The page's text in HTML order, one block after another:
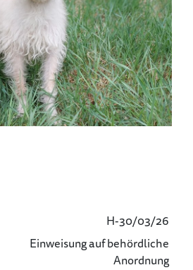
H-30/03/26
Einweisung auf behördliche
Anordnung